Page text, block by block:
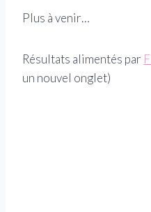
Plus à venir…
Résultats alimentés par
un nouvel onglet)